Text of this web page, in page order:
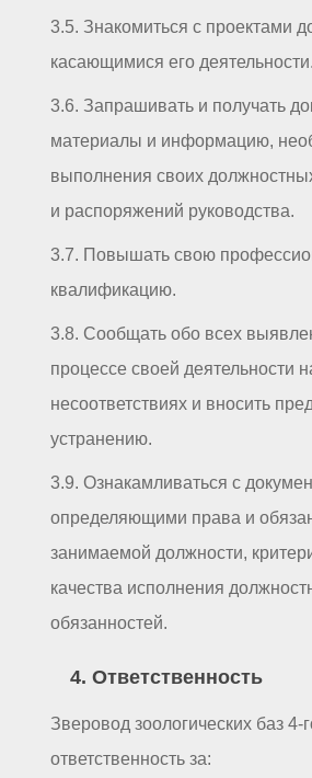
3.5. Знакомиться с проектами
касающимися его деятельности.
3.6. Запрашивать и получать
материалы и информацию,
выполнения своих
и распоряжений руководства.
3.7. Повышать свою
квалификацию.
3.8. Сообщать обо всех
процессе своей деятельности
несоответствиях и вносить
устранению.
3.9. Ознакамливаться с
определяющими права и
занимаемой должности,
качества исполнения
обязанностей.
4. Ответственность
Зверовод зоологических баз 4-
ответственность за: